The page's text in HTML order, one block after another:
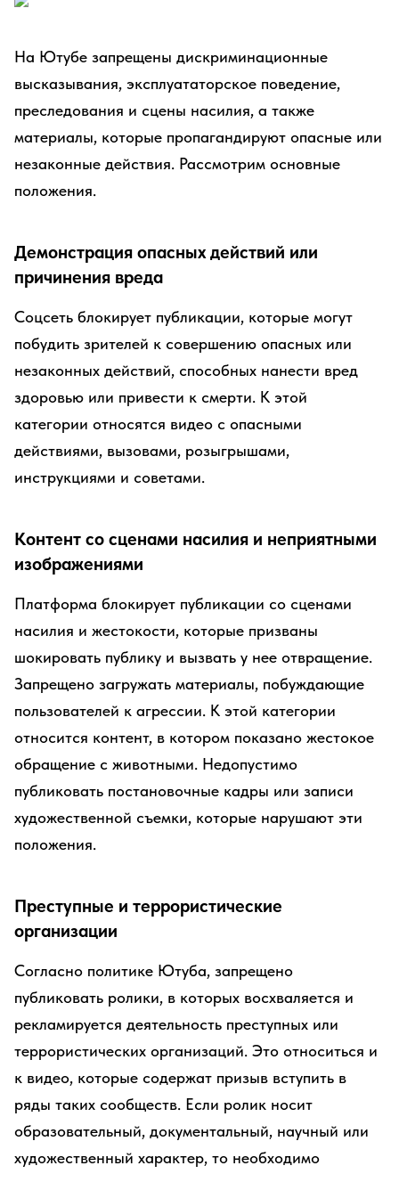
На Ютубе запрещены дискриминационные
высказывания, эксплуататорское поведение,
преследования и сцены насилия, а также
материалы, которые пропагандируют опасные или
незаконные действия. Рассмотрим основные
положения.
Демонстрация опасных действий или
причинения вреда
Соцсеть блокирует публикации, которые могут
побудить зрителей к совершению опасных или
незаконных действий, способных нанести вред
здоровью или привести к смерти. К этой
категории относятся видео с опасными
действиями, вызовами, розыгрышами,
инструкциями и советами.
Контент со сценами насилия и неприятными
изображениями
Платформа блокирует публикации со сценами
насилия и жестокости, которые призваны
шокировать публику и вызвать у нее отвращение.
Запрещено загружать материалы, побуждающие
пользователей к агрессии. К этой категории
относится контент, в котором показано жестокое
обращение с животными. Недопустимо
публиковать постановочные кадры или записи
художественной съемки, которые нарушают эти
положения.
Преступные и террористические
организации
Согласно политике Ютуба, запрещено
публиковать ролики, в которых восхваляется и
рекламируется деятельность преступных или
террористических организаций. Это относиться и
к видео, которые содержат призыв вступить в
ряды таких сообществ. Если ролик носит
образовательный, документальный, научный или
художественный характер, то необходимо